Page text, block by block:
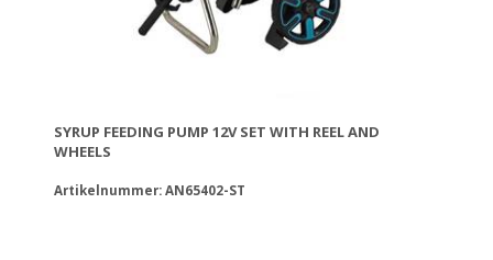
SYRUP FEEDING PUMP 12V SET WITH REEL AND
WHEELS
Artikelnummer: AN65402-ST